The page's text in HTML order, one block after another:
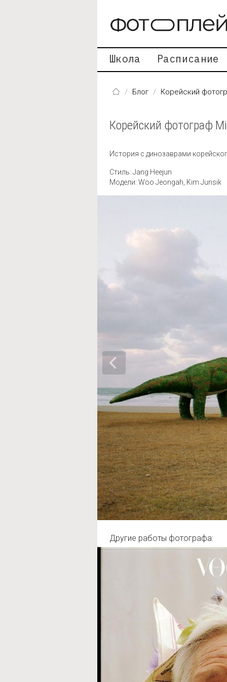
Школа Расписание
Блог Корейский
Корейский фотограф
История с динозаврами
Стиль: Jang Heejun
Модели: Woo Jeongah, Kim Junsik
Другие работы фотографа: